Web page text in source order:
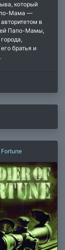
который
Мама —
в
Папо-Мамы,
братья и